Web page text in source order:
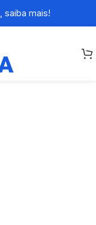
saiba mais!